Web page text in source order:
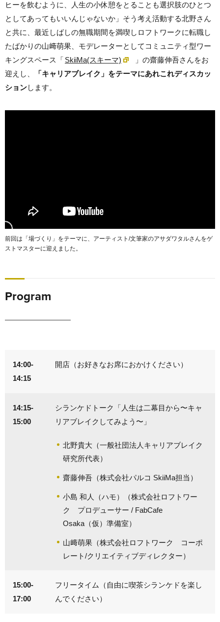
ヒーを飲むように、人生の小休憩をとることも選択肢のひとつ
としてあってもいいんじゃないか」そう考え活動する北野さん
と共に、最近しばしの無職期間を満喫しロフトワークに転職し
たばかりの山﨑萌果、モデレーターとしてコミュニティ型ワー
キングスペース「 SkiiMa(スキーマ) 」 の齋藤伸吾さんをお
迎えし、
「キャリアブレイク」をテーマにあれこれディスカッ
ションします。
前回は「場づくり」をテーマに、アーティスト/文筆家のアサダワタルさんをゲ
ストマスターに迎えました。
Program
14:00-
14:15
開店（お好きなお席におかけください）
14:15-
15:00
シランケドトーク「人生は二幕目から〜キャ
リアブレイクしてみよう〜」
北野貴大（一般社団法人キャリアブレイク
研究所代表）
齋藤伸吾（株式会社パルコ SkiiMa担当）
小島 和人（ハモ）（株式会社ロフトワー
ク プロデューサー / FabCafe
Osaka（仮）準備室）
山﨑萌果（株式会社ロフトワーク コーポ
レート/クリエイティブディレクター）
15:00-
17:00
フリータイム（自由に喫茶シランケドを楽し
んでください）